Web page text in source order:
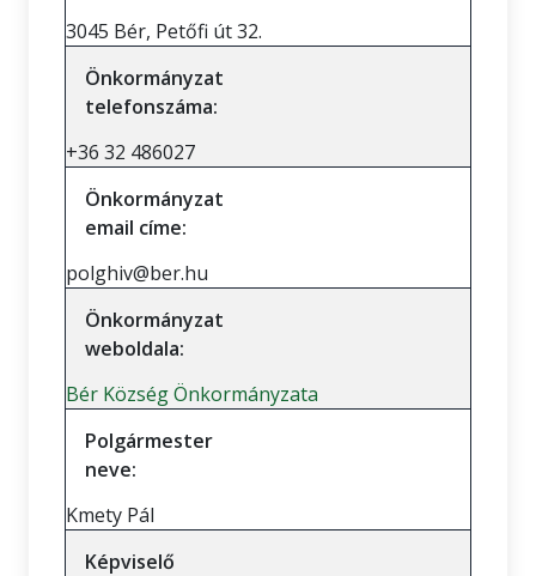
3045 Bér, Petőfi út 32.
Önkormányzat
telefonszáma:
+36 32 486027
Önkormányzat
email címe:
polghiv@ber.hu
Önkormányzat
weboldala:
Bér Község Önkormányzata
Polgármester
neve:
Kmety Pál
Képviselő